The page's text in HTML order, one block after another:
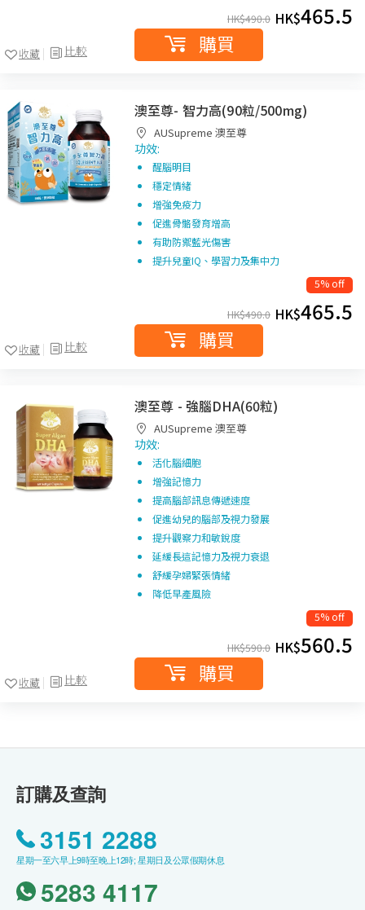
比較
收藏
HK$490.0 HK$465.5
購買
比較
收藏
澳至尊- 智力高(90粒/500mg)
AUSupreme 澳至尊
功效:
醒腦明目
穩定情緒
增強免疫力
促進骨骼發育增高
有助防禦藍光傷害
提升兒童IQ、學習力及集中力
5% off
HK$490.0 HK$465.5
購買
比較
收藏
澳至尊 - 強腦DHA(60粒)
AUSupreme 澳至尊
功效:
活化腦細胞
增強記憶力
提高腦部訊息傳遞速度
促進幼兒的腦部及視力發展
提升觀察力和敏銳度
延緩長這記憶力及視力衰退
舒緩孕婦緊張情緒
降低早產風險
5% off
HK$590.0 HK$560.5
購買
訂購及查詢
3151 2288
星期一至六早上9時至晚上12時; 星期日及公眾假期休息
5283 4117